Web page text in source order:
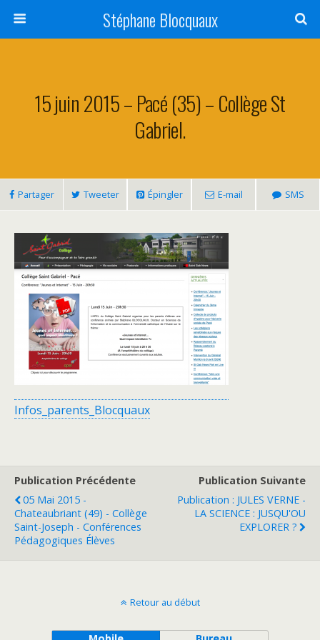
Stéphane Blocquaux
15 juin 2015 – Pacé (35) – Collège St
Gabriel.
Partager Tweeter Épingler E-mail SMS
Infos_parents_Blocquaux
Publication Précédente
05 Mai 2015 -
Chateaubriant (49) - Collège
Saint-Joseph - Conférences
Pédagogiques Élèves
Publication Suivante
Publication : JULES VERNE -
LA SCIENCE : JUSQU'OU
EXPLORER ?
Retour au début